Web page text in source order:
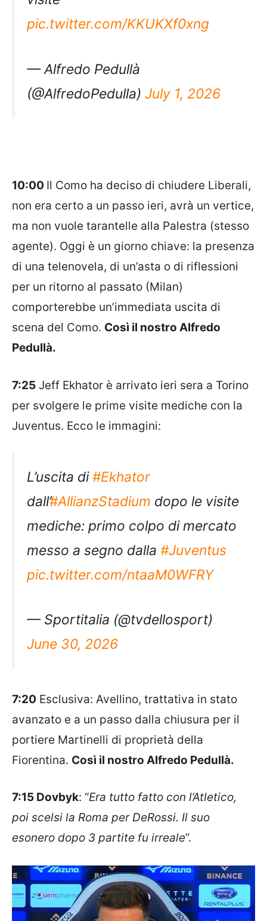
pic.twitter.com/KKUKXf0xng
— Alfredo Pedullà
(@AlfredoPedulla) July 1, 2026
10:00 Il Como ha deciso di chiudere Liberali,
non era certo a un passo ieri, avrà un vertice,
ma non vuole tarantelle alla Palestra (stesso
agente). Oggi è un giorno chiave: la presenza
di una telenovela, di un’asta o di riflessioni
per un ritorno al passato (Milan)
comporterebbe un’immediata uscita di
scena del Como. Così il nostro Alfredo
Pedullà.
7:25 Jeff Ekhator è arrivato ieri sera a Torino
per svolgere le prime visite mediche con la
Juventus. Ecco le immagini:
L’uscita di#Ekhator
dall’#AllianzStadium dopo le visite
mediche: primo colpo di mercato
messo a segno dalla #Juventus
pic.twitter.com/ntaaM0WFRY
— Sportitalia (@tvdellosport)
June 30, 2026
7:20 Esclusiva: Avellino, trattativa in stato
avanzato e a un passo dalla chiusura per il
portiere Martinelli di proprietà della
Fiorentina. Così il nostro Alfredo Pedullà.
7:15 Dovbyk: “Era tutto fatto con l’Atletico,
poi scelsi la Roma perDeRossi. Il suo
esonero dopo 3 partite fu irreale”.